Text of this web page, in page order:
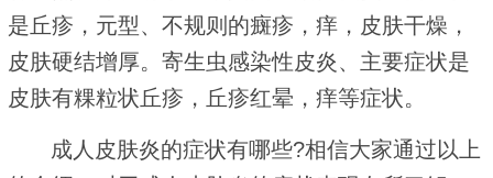
是丘疹，元型、不规则的癍疹，痒，皮肤干燥，
皮肤硬结增厚。寄生虫感染性皮炎、主要症状是
皮肤有粿粒状丘疹，丘疹红晕，痒等症状。
成人皮肤炎的症状有哪些?相信大家通过以上